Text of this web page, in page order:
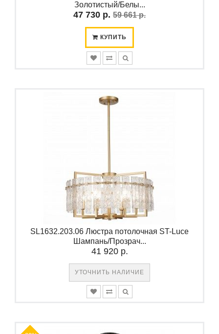
Золотистый/Белы...
47 730 р. 59 661 р.
КУПИТЬ
SL1632.203.06 Люстра потолочная ST-Luce
Шампань/Прозрач...
41 920 р.
УТОЧНИТЬ НАЛИЧИЕ